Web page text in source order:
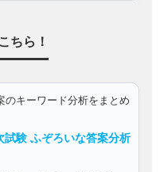
ちら！
のキーワード分析をまとめ
試験 ふぞろいな答案分析